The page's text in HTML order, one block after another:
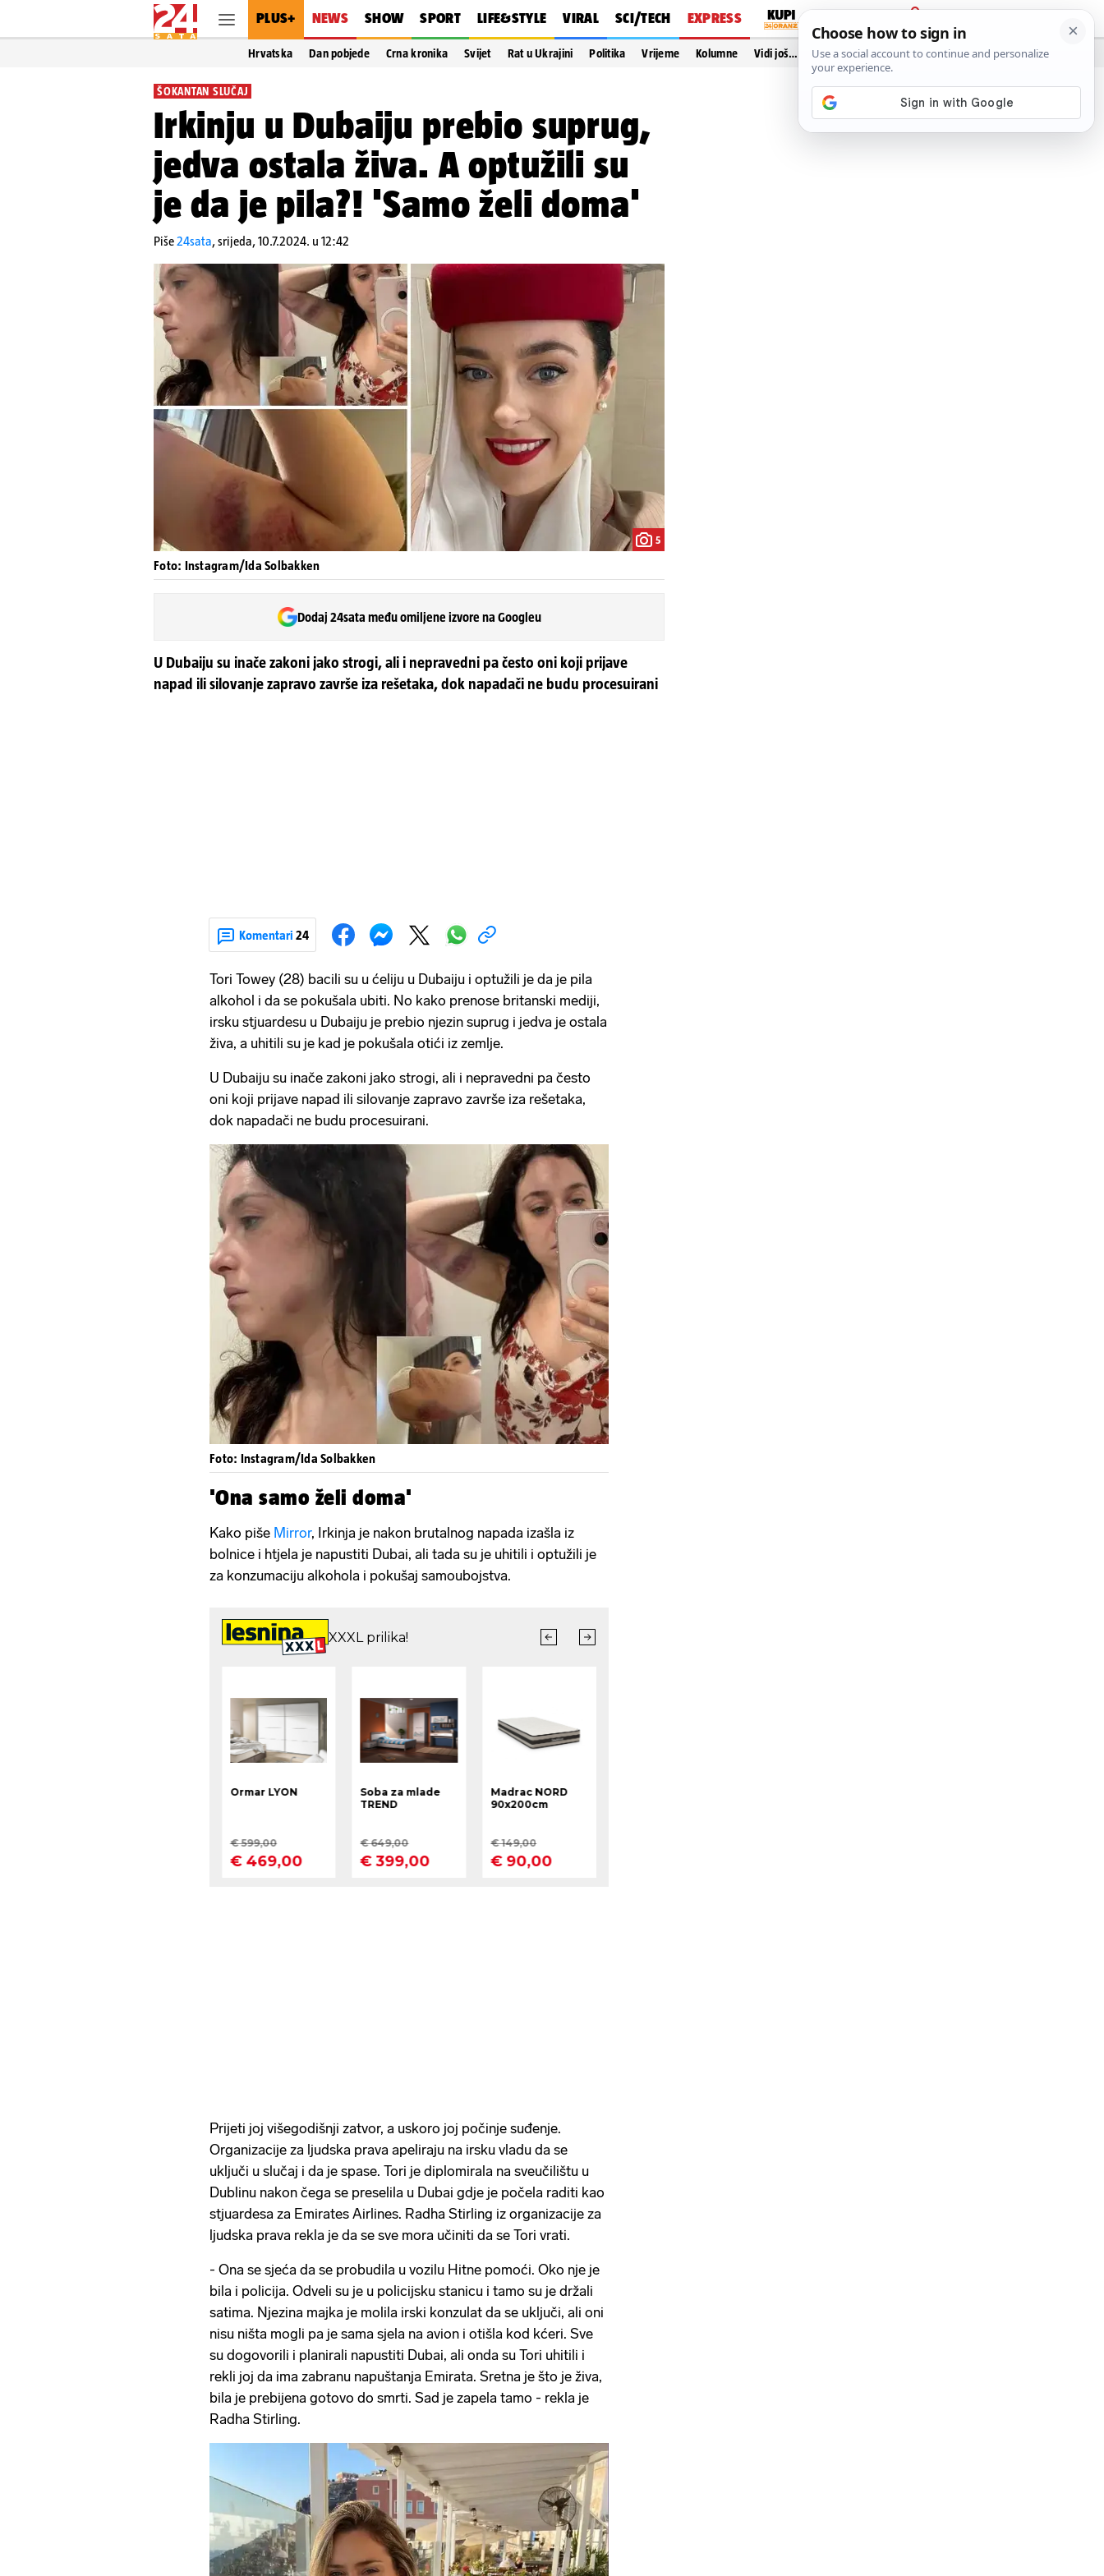
PLUS+ NEWS SHOW SPORT LIFE&STYLE VIRAL SCI/TECH EXPRESS
PRIJAVA
Hrvatska Dan pobjede Crna kronika Svijet Rat u Ukrajini Politika Vrijeme Kolumne Vidi još…
ŠOKANTAN SLUČAJ
Irkinju u Dubaiju prebio suprug,
jedva ostala živa. A optužili su
je da je pila?! 'Samo želi doma'
Piše24sata,srijeda, 10.7.2024. u 12:42
5
Foto: Instagram/Ida Solbakken
Dodaj 24sata među omiljene izvore na Googleu
U Dubaiju su inače zakoni jako strogi, ali i nepravedni pa često oni koji prijave
napad ili silovanje zapravo završe iza rešetaka, dok napadači ne budu procesuirani
Komentari 24
Tori Towey (28) bacili su u ćeliju u Dubaiju i optužili je da je pila
alkohol i da se pokušala ubiti. No kako prenose britanski mediji,
irsku stjuardesu u Dubaiju je prebio njezin suprug i jedva je ostala
živa, a uhitili su je kad je pokušala otići iz zemlje.
U Dubaiju su inače zakoni jako strogi, ali i nepravedni pa često
oni koji prijave napad ili silovanje zapravo završe iza rešetaka,
dok napadači ne budu procesuirani.
Foto: Instagram/Ida Solbakken
'Ona samo želi doma'
Kako piše Mirror, Irkinja je nakon brutalnog napada izašla iz
bolnice i htjela je napustiti Dubai, ali tada su je uhitili i optužili je
za konzumaciju alkohola i pokušaj samoubojstva.
Prijeti joj višegodišnji zatvor, a uskoro joj počinje suđenje.
Organizacije za ljudska prava apeliraju na irsku vladu da se
uključi u slučaj i da je spase. Tori je diplomirala na sveučilištu u
Dublinu nakon čega se preselila u Dubai gdje je počela raditi kao
stjuardesa za Emirates Airlines. Radha Stirling iz organizacije za
ljudska prava rekla je da se sve mora učiniti da se Tori vrati.
- Ona se sjeća da se probudila u vozilu Hitne pomoći. Oko nje je
bila i policija. Odveli su je u policijsku stanicu i tamo su je držali
satima. Njezina majka je molila irski konzulat da se uključi, ali oni
nisu ništa mogli pa je sama sjela na avion i otišla kod kćeri. Sve
su dogovorili i planirali napustiti Dubai, ali onda su Tori uhitili i
rekli joj da ima zabranu napuštanja Emirata. Sretna je što je živa,
bila je prebijena gotovo do smrti. Sad je zapela tamo - rekla je
Radha Stirling.